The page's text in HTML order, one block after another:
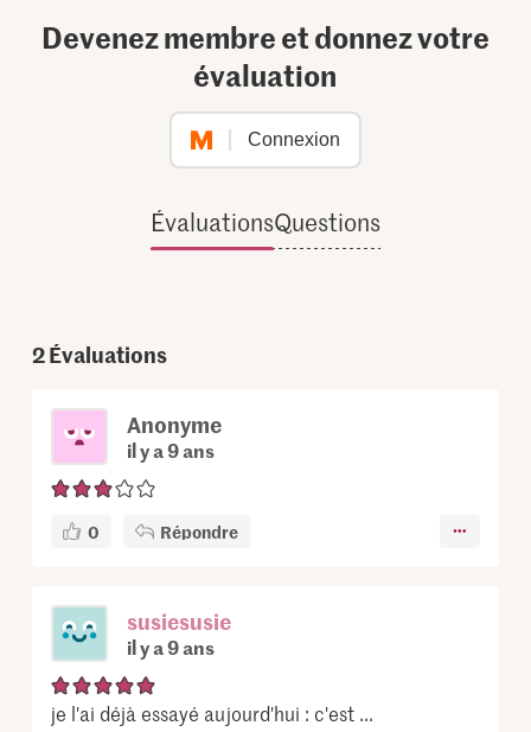
Devenez membre et donnez votre
évaluation
Connexion
ÉvaluationsQuestions
2Évaluations
Anonyme
il y a 9 ans
0 Répondre
susiesusie
il y a 9 ans
je l'ai déjà essayé aujourd'hui : c'est ...